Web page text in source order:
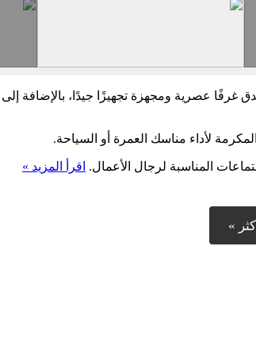
غرفًا عصرية ومجهزة تجهيزًا جيدًا، بالإضافة
لأداء مناسك العمرة أو السياحة.
المناسبة لرجال الأعمال. اقرأ المزيد »
»